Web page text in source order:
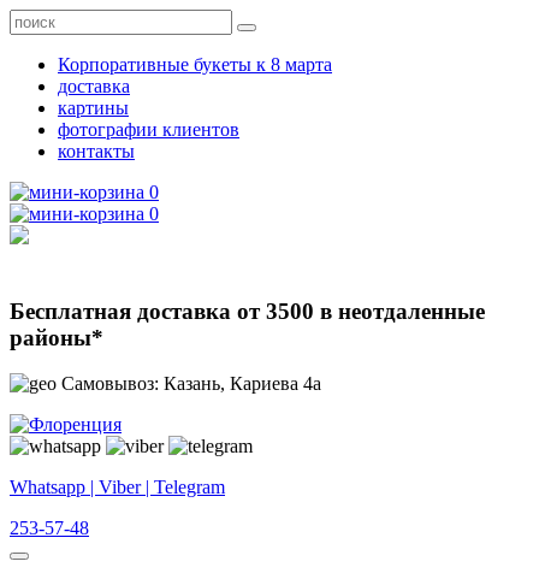
Корпоративные букеты к 8 марта
доставка
картины
фотографии клиентов
контакты
0
0
Бесплатная доставка от 3500 в неотдаленные
районы*
Самовывоз: Казань, Кариева 4а
Whatsapp | Viber | Telegram
253-57-48